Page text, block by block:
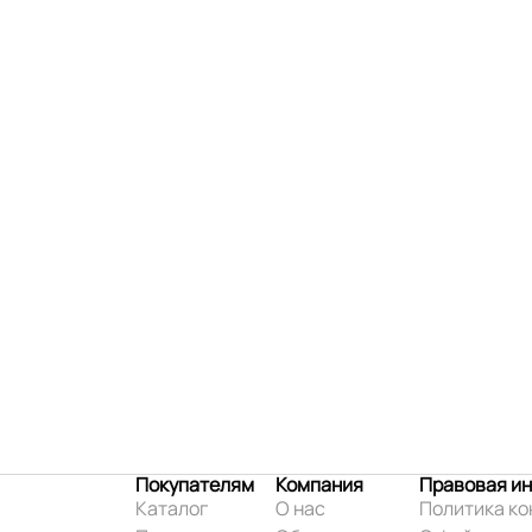
Покупателям
Каталог
Компания
О нас
Правовая
Политика